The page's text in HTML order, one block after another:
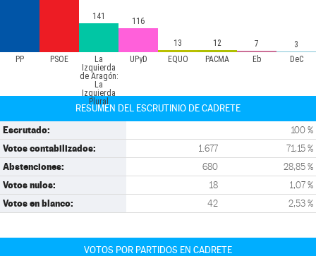
PP PSOE
La
Izquierda
de Aragón:
La
Izquierda
Plural
UPyD EQUO PACMA Eb DeC
141 116
13 12 7 3
RESUMEN DEL ESCRUTINIO DE CADRETE
Escrutado: 100 %
Votos contabilizados: 1.677 71,15 %
Abstenciones: 680 28,85 %
Votos nulos: 18 1,07 %
Votos en blanco: 42 2,53 %
VOTOS POR PARTIDOS EN CADRETE